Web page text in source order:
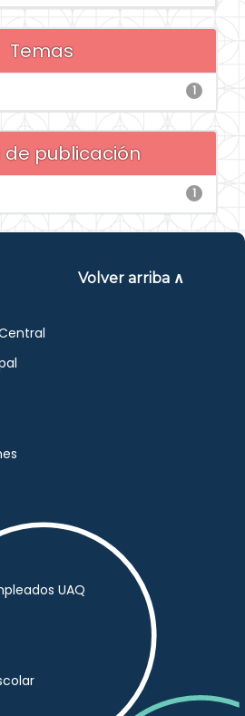
Temas
1
de publicación
1
Volver arriba ∧
UAQ